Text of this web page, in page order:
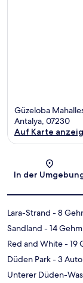
Güzeloba
Antalya, 07230
Auf Karte
In der
Lara-Strand - 8
Sandland - 14
Red and White- 19
Düden Park- 3
Unterer Düden-